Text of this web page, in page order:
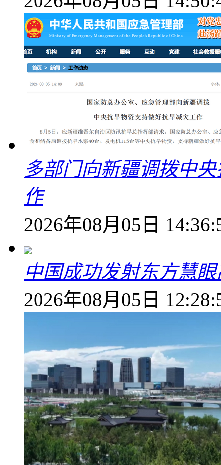
多部门向新疆调拨中
作
2026年08月05日
中国成功发射东方慧
2026年08月05日